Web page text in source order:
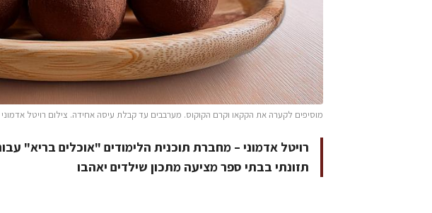
מוסיפים לקערה את הקקאו וקרם הקוקוס. מערבבים עד קבלת עיסה אחידה. צילום רויטל אדמוני
רויטל אדמוני – מחברת תוכנית הלימודים "אוכלים בריא"
תזונתי בבתי ספר מציעה מתכון שילדים יאהבו